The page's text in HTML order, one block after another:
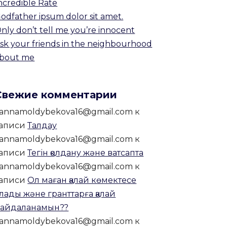
Rate
ipsum dolor sit amet.
don’t tell me you’re innocent
your friends in the neighbourhood
me
комментарии
к
Талдау
к
Тегін қолдану және ватсапта
к
Ол маған қалай көмектесе
және гранттарға қалай
к